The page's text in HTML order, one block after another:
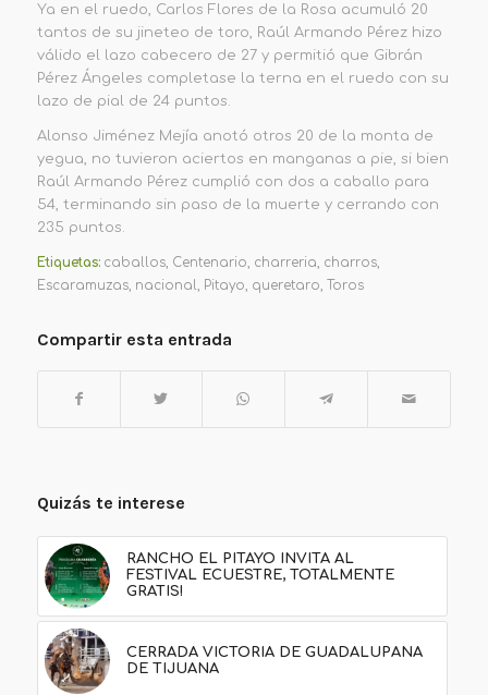
Ya en el ruedo, Carlos Flores de la Rosa acumuló 20
tantos de su jineteo de toro, Raúl Armando Pérez hizo
válido el lazo cabecero de 27 y permitió que Gibrán
Pérez Ángeles completase la terna en el ruedo con su
lazo de pial de 24 puntos.
Alonso Jiménez Mejía anotó otros 20 de la monta de
yegua, no tuvieron aciertos en manganas a pie, si bien
Raúl Armando Pérez cumplió con dos a caballo para
54, terminando sin paso de la muerte y cerrando con
235 puntos.
Etiquetas: caballos, Centenario, charreria, charros,
Escaramuzas, nacional, Pitayo, queretaro, Toros
Compartir esta entrada
Quizás te interese
RANCHO EL PITAYO INVITA AL
FESTIVAL ECUESTRE, TOTALMENTE
GRATIS!
CERRADA VICTORIA DE GUADALUPANA
DE TIJUANA